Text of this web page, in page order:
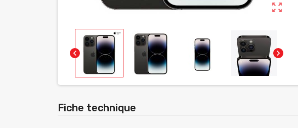
zoom_out_map
chevron_left chevron_right
Fiche technique